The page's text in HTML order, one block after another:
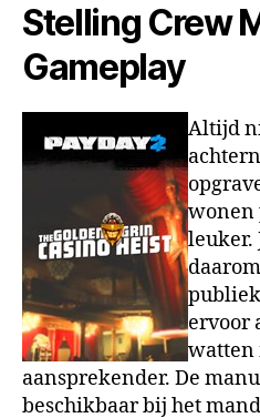
Stelling Crew
Gameplay
Altijd
wonen
leuker.
publiek
ervoor
watten
aansprekender. De
beschikbaar bij het